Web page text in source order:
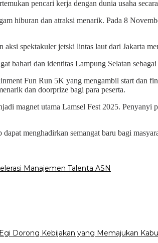
pencari kerja dengan dunia usaha
hiburan dan atraksi menarik. Pada 8
spektakuler jetski lintas laut dari Jakarta
bahari dan identitas Lampung Selatan
Fun Run 5K yang mengambil start
dan doorprize bagi para peserta.
magnet utama Lamsel Fest 2025.
menghadirkan semangat baru bagi
Manajemen Talenta ASN
Dorong Kebijakan yang Memajukan